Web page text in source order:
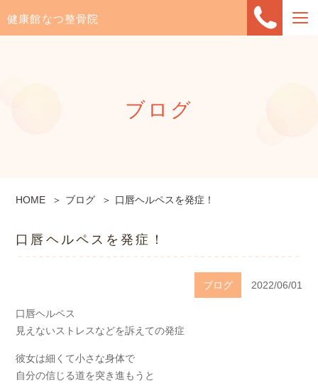
健康館なつ整骨院
ブログ
HOME ブログ 口唇ヘルペスを発症！
口唇ヘルペスを発症！
ブログ 2022/06/01
口唇ヘルペス
見えないストレスなどを訴えての発症
彼女は細くて小さな身体で
自分の信じる道を突き進もうと